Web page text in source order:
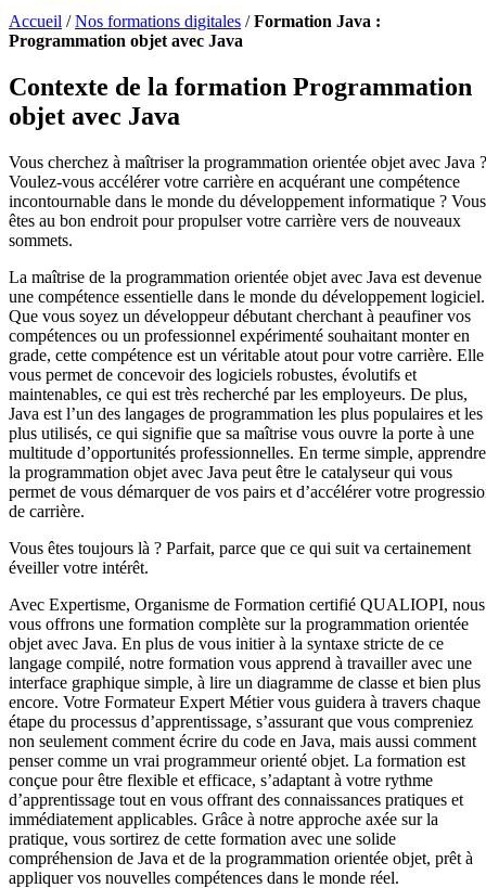
Accueil /Nos formations digitales /Formation Java :
Programmation objet avec Java
Contexte de la formation Programmation
objet avec Java
Vous cherchez à maîtriser la programmation orientée objet avec Java ?
Voulez-vous accélérer votre carrière en acquérant une compétence
incontournable dans le monde du développement informatique ? Vous
êtes au bon endroit pour propulser votre carrière vers de nouveaux
sommets.
La maîtrise de la programmation orientée objet avec Java est devenue
une compétence essentielle dans le monde du développement logiciel.
Que vous soyez un développeur débutant cherchant à peaufiner vos
compétences ou un professionnel expérimenté souhaitant monter en
grade, cette compétence est un véritable atout pour votre carrière. Elle
vous permet de concevoir des logiciels robustes, évolutifs et
maintenables, ce qui est très recherché par les employeurs. De plus,
Java est l’un des langages de programmation les plus populaires et les
plus utilisés, ce qui signifie que sa maîtrise vous ouvre la porte à une
multitude d’opportunités professionnelles. En terme simple, apprendre
la programmation objet avec Java peut être le catalyseur qui vous
permet de vous démarquer de vos pairs et d’accélérer votre
de carrière.
Vous êtes toujours là ? Parfait, parce que ce qui suit va certainement
éveiller votre intérêt.
Avec Expertisme, Organisme de Formation certifié QUALIOPI, nous
vous offrons une formation complète sur la programmation orientée
objet avec Java. En plus de vous initier à la syntaxe stricte de ce
langage compilé, notre formation vous apprend à travailler avec une
interface graphique simple, à lire un diagramme de classe et bien plus
encore. Votre Formateur Expert Métier vous guidera à travers chaque
étape du processus d’apprentissage, s’assurant que vous compreniez
non seulement comment écrire du code en Java, mais aussi comment
penser comme un vrai programmeur orienté objet. La formation est
conçue pour être flexible et efficace, s’adaptant à votre rythme
d’apprentissage tout en vous offrant des connaissances pratiques et
immédiatement applicables. Grâce à notre approche axée sur la
pratique, vous sortirez de cette formation avec une solide
compréhension de Java et de la programmation orientée objet, prêt à
appliquer vos nouvelles compétences dans le monde réel.